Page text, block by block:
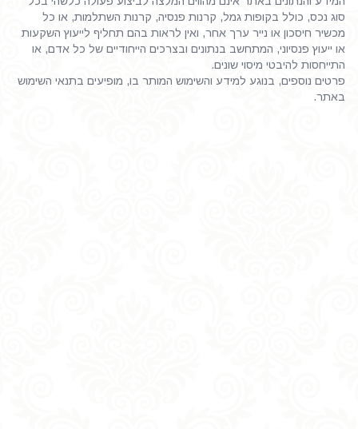
סוג נכס, כולל בקופות גמל, קרנות פנסיה, קרנות השתלמות, או כל
מכשיר חיסכון או נייר ערך אחר, ואין לראות בהם תחליף לייעוץ השקעות
או ייעוץ פנסיוני, המתחשב בנתונים ובצרכים הייחודיים של כל אדם, או
התייחסות להיבטי מיסוי שונים.
פרטים נוספים, בנוגע למידע והשימוש המותר בו, מופיעים בתנאי השימוש
באתר.